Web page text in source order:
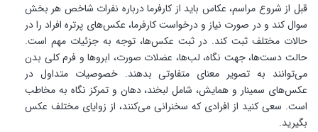
قبل از شروع مراسم، عکاس باید از کارفرما درباره نفرات شاخص هر بخش
سوال کند و در صورت نیاز و درخواست کارفرما، عکس‌های پرتره افراد را در
حالات مختلف ثبت کند. در ثبت عکس‌ها، توجه به جزئیات مهم است.
حالت دست‌ها، جهت نگاه، لب‌ها، عضلات صورت، ابروها و فرم کلی بدن
می‌توانند به تصویر معنای متفاوتی بدهند. خصوصیات متداول در
عکس‌های سمینار و همایش، شامل لبخند، دهان و تمرکز نگاه به مخاطب
است. سعی کنید از افرادی که سخنرانی می‌کنند، از زوایای مختلف عکس
بگیرید.